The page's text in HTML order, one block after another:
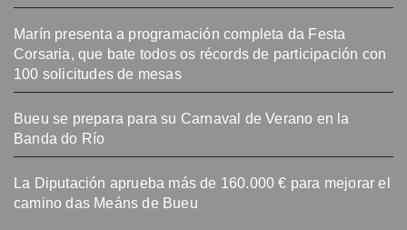
Marín presenta a programación completa da Festa
Corsaria, que bate todos os récords de participación con
100 solicitudes de mesas
Bueu se prepara para su Carnaval de Verano en la
Banda do Río
La Diputación aprueba más de 160.000 € para mejorar el
camino das Meáns de Bueu